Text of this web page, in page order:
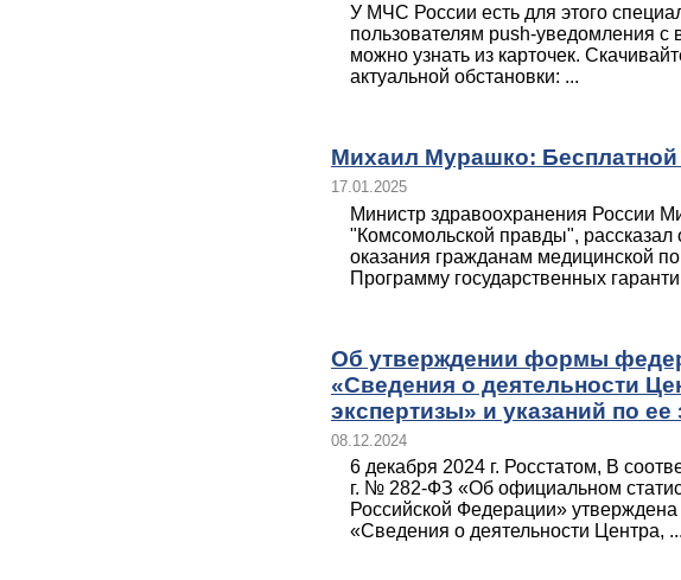
У МЧС России есть для этого
пользователям push-уведомления
можно узнать из карточек.
актуальной обстановки: ...
Михаил Мурашко:
17.01.2025
Министр здравоохранения России
"Комсомольской правды", рассказал
оказания гражданам медицинской
Программу государственных
Об утверждении формы
«Сведения о деятельности
экспертизы» и указаний по
08.12.2024
6 декабря 2024 г. Росстатом, В
г. № 282-ФЗ «Об официальном
Российской Федерации»
«Сведения о деятельности Центра, ...